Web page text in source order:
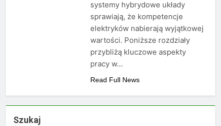
systemy hybrydowe układy
sprawiają, że kompetencje
elektryków nabierają wyjątkowej
wartości. Poniższe rozdziały
przybliżą kluczowe aspekty
pracy w…
Read Full News
Szukaj